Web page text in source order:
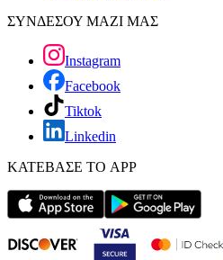
ΣΥΝΔΕΣΟΥ ΜΑΖΙ ΜΑΣ
Instagram
Facebook
Tiktok
Linkedin
ΚΑΤΕΒΑΣΕ ΤΟ APP